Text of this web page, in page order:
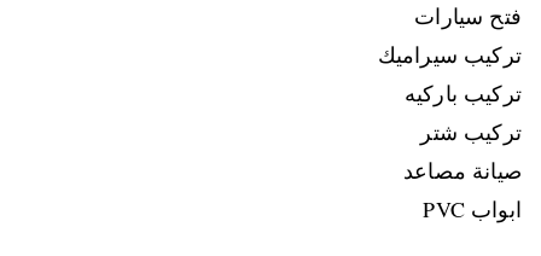
فتح سيارات
تركيب سيراميك
تركيب باركيه
تركيب شتر
صيانة مصاعد
ابواب PVC